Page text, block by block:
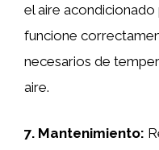
el aire
funcione
necesarios de
aire.
7. Mantenimiento: